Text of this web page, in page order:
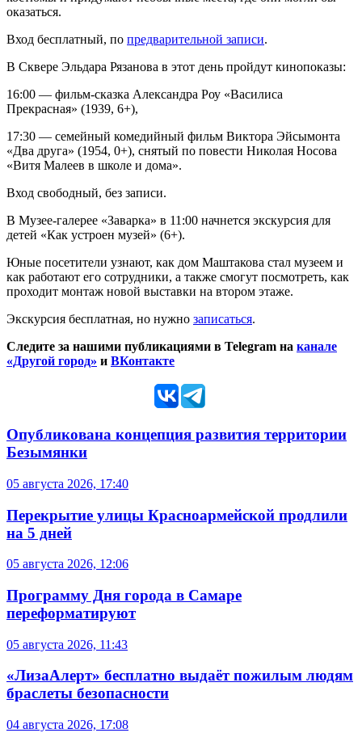
оказаться.
Вход бесплатный, по предварительной записи.
В Сквере Эльдара Рязанова в этот день пройдут кинопоказы:
16:00 — фильм-сказка Александра Роу «Василиса
Прекрасная» (1939, 6+),
17:30 — семейный комедийный фильм Виктора Эйсымонта
«Два друга» (1954, 0+), снятый по повести Николая Носова
«Витя Малеев в школе и дома».
Вход свободный, без записи.
В Музее-галерее «Заварка» в 11:00 начнется экскурсия для
детей «Как устроен музей» (6+).
Юные посетители узнают, как дом Маштакова стал музеем и
как работают его сотрудники, а также смогут посмотреть, как
проходит монтаж новой выставки на втором этаже.
Экскурсия бесплатная, но нужно записаться.
Следите за нашими публикациями в Telegram на канале
«Другой город» и ВКонтакте
Опубликована концепция развития территории
Безымянки
05 августа 2026, 17:40
Перекрытие улицы Красноармейской продлили
на 5 дней
05 августа 2026, 12:06
Программу Дня города в Самаре
переформатируют
05 августа 2026, 11:43
«ЛизаАлерт» бесплатно выдаёт пожилым людям
браслеты безопасности
04 августа 2026, 17:08